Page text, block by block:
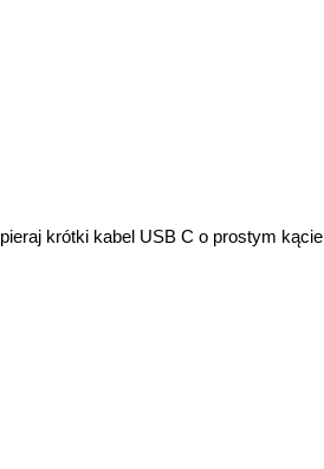
krótki kabel USB C o prostym kącie